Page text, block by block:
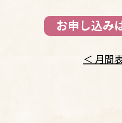
お申し込み
＜ 月間